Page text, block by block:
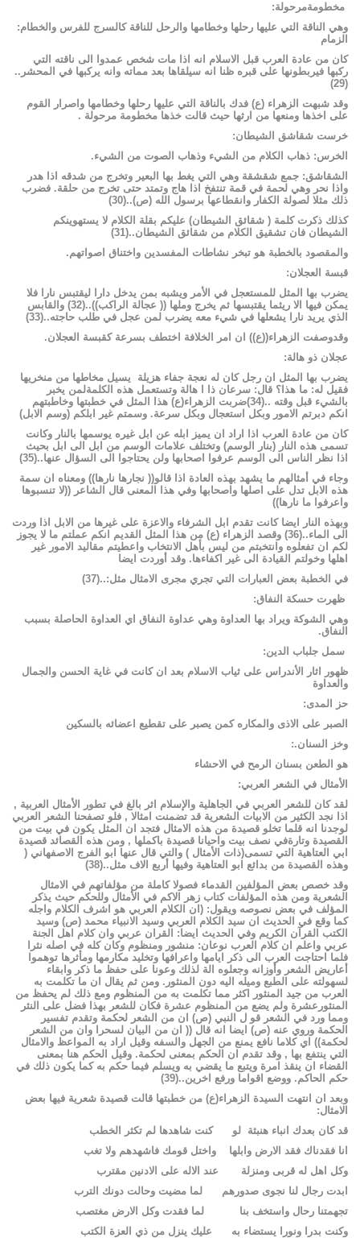
مخطومةمرحولة:
وهي الناقة التي عليها رحلها وخطامها والرحل للناقة كالسرج للفرس والخطام:
الزمام
كان من عادة العرب قبل الاسلام انه اذا مات شخص عمدوا الى ناقته التي
ركبها فيربطونها على قبره ظنا انه سيلقاها بعد مماته وانه يركبها في المحشر ..
(
29
)
وقد شبهت الزهراء (ع) فدك بالناقة التي عليها رحلها وخطامها واصرار
القوم
على اخذها ومنعها من ارثها حيث قالت خذها مخطومة مرحولة .
خرست شقاشق الشيطان:
الخرس: ذهاب الكلام من الشيء وذهاب الصوت من الشيء.
الشقاشق: جمع شقشقة وهي التي يغط بها البعير وتخرج من شدقه اذا هدر
واذا
نحر وهي لحمة في قمة تنتفخ اذا هاج وتمتد حتى تخرج من حلقة. فضرب
ذلك مثلا لصولة الكفار وانقطاعها برسول الله (ص)..
(
30
)
كذلك ذكرت كلمة ( شقائق الشيطان) عليكم بقلة الكلام لا يستهوينكم
الشيطان فان تشقيق الكلام من شقائق الشيطان..
(
31
)
والمقصود بالخطبة هو تبخر نشاطات المفسدين واختناق اصواتهم.
قبسة العجلان:
يضرب بها المثل للمستعجل في الأمر ويشبه بمن يدخل دارا ليقتبس نارا
فلا
يمكن فيها الا ريثما يقتبسها ثم يخرج وملها (( عجالة الراكب))..
(
32
) والقابس
الذي يريد نارا يشعلها في شيء معه يضرب لمن عجل في طلب حاجته..
(
33
)
وقدوصفت الزهراء((ع)) ان امر الخلافة اختطف بسرعة كقبسة العجلان.
عجلان ذو هالة:
يضرب بها المثل ان رجل كان له نعجة جفاء هزيلة يسيل مخاطها من منخريها
فقيل له: ما هذا؟ قال: سرعان ذا هالة وتستعمل هذه الكلمةلمن يخبر
بالشيء قبل وقته ..
(
34)ضربت الزهراء(ع) هذا المثل في خطبتها وخاطبتهم
انكم دبرتم الامور وبكل استعجال وبكل سرعة. وسمتم غير ابلكم (وسم الابل)
كان من عادة العرب اذا اراد ان يميز ابله عن ابل غيره يوسمها بالنار وكانت
تسمى هذه النار (بنار الوسم) وتختلف علامات الوسم من ابل الى ابل بحيث
اذا
نظر الناس الى الوسم عرفوا اصحابها ولن يحتاجوا الى السؤال عنها..
(
35
)
وجاء في أمثالهم ما يشهد بهذه العادة اذا قالو(( نجارها نارها)) ومعناه ان سمة
هذه الابل تدل على اصلها واصحابها وفي هذا المعنى قال الشاعر ((لا تنسبوها
واعرفوا ما نارها))
وبهذه النار ايضا كانت تقدم ابل الشرفاء والاعزة على غيرها من الابل اذا وردت
الى الماء..
(
36
) وقصد الزهراء (ع) من هذا المثل القديم انكم عملتم ما لا يجوز
لكم
ان تفعلوه وانتخبتم من ليس بأهل الانتخاب واعطيتم مقاليد الامور غير
اهلها وخولتم القيادة الى غير اكفاءها. وقد أوردت
ايضا
في الخطبة بعض العبارات التي تجري مجرى الامثال مثل:..
(
37
)
ظهرت حسكة النفاق:
وهي الشوكة ويراد بها العداوة وهي عداوة النفاق اي العداوة الحاصلة بسبب
النفاق.
سمل جلباب الدين:
ظهور
اثار الأندراس على ثياب الاسلام بعد ان كانت في غاية الحسن والجمال
والعداوة
حز
المدى:
الصبر على الاذى والمكاره كمن يصبر على تقطيع اعضائه بالسكين
وخز
السنان.:
هو الطعن بسنان الرمح في الاحشاء
الأمثال في الشعر العربي:
لقد كان للشعر العربي في الجاهلية والإسلام اثر بالغ في تطور الأمثال العربية ,
اذا
نجد الكثير من الابيات الشعرية قد تضمنت امثالا , فلو تصفحنا الشعر
العربي
لوجدنا
انه قلما تخلو قصيدة من هذه الامثال فتجد ان المثل يكون في بيت من
القصيدة وتارةفي نصف بيت واحيانا قصيدة باكملها , ومن هذه القصائد قصيدة
ابي العتاهية التي تسمى(ذات الأمثال ) والتي قال عنها ابو الفرج الاصفهاني (
وهذه القصيدة من بدائع ابو العتاهية وفيها أربع الاف مثل..
(
38
)
وقد خصص بعض المؤلفين القدماء فصولا كاملة من مؤلفاتهم في الامثال
الشعرية ومن هذه المؤلفات كتاب زهر الاكم في الأمثال وللحكم حيث يذكر
المؤلف في بعض نصوصه ويقول: (ان الكلام العربي هو اشرف الكلام واجله
كما وقع في الحديث ان سيد الكلام العربي وسيد الانبياء محمد (ص) وسيد
الكتب القرآن الكريم وفي الحديث ايضا: القران عربي وان كلام اهل الجنة
عربي واعلم ان كلام العرب نوعان: منشور ومنظوم وكان كله في اصله نثرا
فلما احتاجت العرب الى ذكر ايامها واعرافها وتخليد مكارمها ومأثرها توهموا
أعاريض الشعر وأوزانه وجعلوه الة لذلك وعونا على حفظ ما ذكر وابقاء
لسهولته على الطبع وميله اليه دون المنثور . ومن ثم يقال ان ما تكلمت به
العرب من جيد المنثور اكثر مما تكلمت به من المنظوم ومع ذلك لم يحفظ من
المنثورعشرة ولم يضع من المنظوم عشرة فكان للشعر بهذا فضل على النثر
ومما ورد في الشعر قو ل النبي (ص) ان من الشعر لحكمة وتقدم تفسير
الحكمة وروي عنه (ص) ايضا انه قال (( ان من البيان لسحرا وان من الشعر
لحكمة)) اي كلاما نافع يمنع من الجهل والسفه وقيل اراد به المواعظ والامثال
التي ينتفع بها , وقد تقدم ان الحكم بمعنى لحكمة. وقيل الحكم هنا بمعنى
القضاء
ان ينقذ امرة ويتبع ما يقضي به ويسلم فيما حكم به كما يكون ذلك في
حكم الحاكم. ووضع اقواما ورفع اخرين..
(
39
)
وبعد
ان انتهت السيدة الزهراء(ع) من خطبتها قالت قصيدة شعرية فيها بعض
الامثال:
قد كان بعدك انباء هنبثة لو كنت شاهدها لم تكثر
الخطب
انا فقدناك فقد الارض وابلها واختل قومك فاشهدهم ولا تغب
وكل اهل له قربى ومنزلة عند الاله على الادنين مقترب
ابدت رجال لنا نجوى صدورهم لما مضيت وحالت دونك الترب
تجهمتنا رحال واستخف بنا لما فقدت وكل الارض مغتصب
وكنت بدرا ونورا يستضاء به عليك ينزل من ذي العزة الكتب